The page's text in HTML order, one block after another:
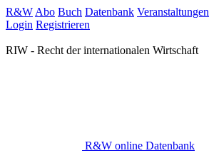
R&W Abo Buch Datenbank Veranstaltungen
Login Registrieren
RIW - Recht der internationalen Wirtschaft
R&W online Datenbank